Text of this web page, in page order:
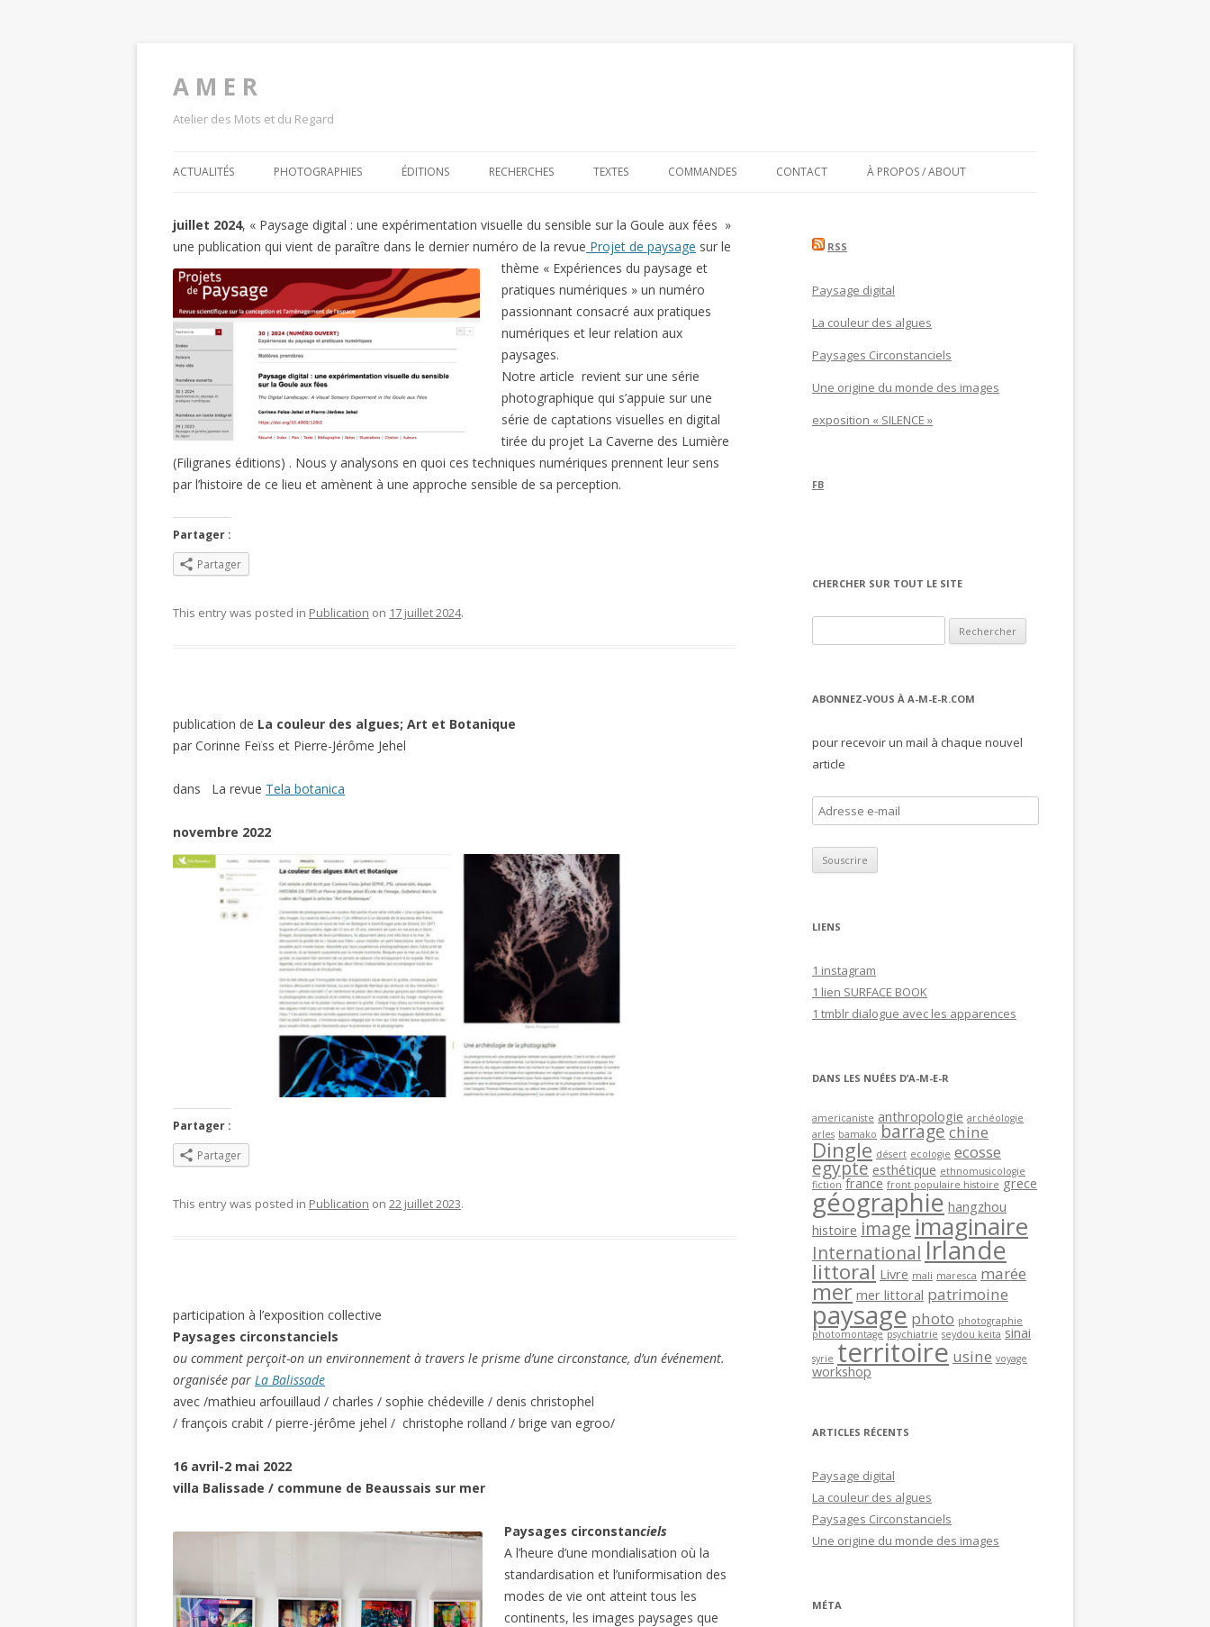
A M E R
Atelier des Mots et du Regard
ACTUALITÉS PHOTOGRAPHIES ÉDITIONS RECHERCHES TEXTES COMMANDES CONTACT À PROPOS / ABOUT
juillet 2024, « Paysage digital : une expérimentation visuelle du sensible sur la Goule aux fées »
une publication qui vient de paraître dans le dernier numéro de la revue Projet de paysage sur le
thème « Expériences du paysage et
pratiques numériques » un numéro
passionnant consacré aux pratiques
numériques et leur relation aux
paysages.
Notre article revient sur une série
photographique qui s’appuie sur une
série de captations visuelles en digital
tirée du projet La Caverne des Lumière
(Filigranes éditions) . Nous y analysons en quoi ces techniques numériques prennent leur sens
par l’histoire de ce lieu et amènent à une approche sensible de sa perception.
Partager :
Partager
This entry was posted in Publication on 17 juillet 2024.
publication de La couleur des algues; Art et Botanique
par Corinne Feïss et Pierre-Jérôme Jehel
dans La revue Tela botanica
novembre 2022
Partager :
Partager
This entry was posted in Publication on 22 juillet 2023.
participation à l’exposition collective
Paysages circonstanciels
ou comment perçoit-on un environnement à travers le prisme d’une circonstance, d’un événement.
organisée par La Balissade
avec /mathieu arfouillaud / charles / sophie chédeville / denis christophel
/ françois crabit / pierre-jérôme jehel / christophe rolland / brige van egroo/
16 avril-2 mai 2022
villa Balissade / commune de Beaussais sur mer
Paysages circonstanciels
A l’heure d’une mondialisation où la
standardisation et l’uniformisation des
modes de vie ont atteint tous les
continents, les images paysages que
RSS
Paysage digital
La couleur des algues
Paysages Circonstanciels
Une origine du monde des images
exposition « SILENCE »
FB
CHERCHER SUR TOUT LE SITE
ABONNEZ-VOUS À A-M-E-R.COM
pour recevoir un mail à chaque nouvel
article
d
r
e
-
m
a
LIENS
1 instagram
1 lien SURFACE BOOK
1 tmblr dialogue avec les apparences
DANS LES NUÉES D’A-M-E-R
americaniste anthropologie archéologie
arles bamako barrage chine
Dingle désert ecologie ecosse
egypte esthétique ethnomusicologie
fiction france front populaire histoire grece
géographie hangzhou
histoire imageimaginaire
InternationalIrlande
littoral Livre mali maresca marée
mer mer littoral patrimoine
paysage photo photographie
photomontage psychiatrie seydou keita sinai
syrie territoire usine voyage
workshop
ARTICLES RÉCENTS
Paysage digital
La couleur des algues
Paysages Circonstanciels
Une origine du monde des images
MÉTA